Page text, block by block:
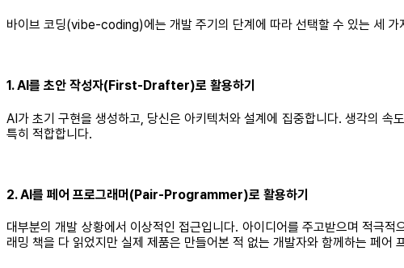
바이브 코딩(vibe-coding)에는 개발 주기의 단계에 따라 선택할 수 있는 세
1. AI를 초안 작성자(First-Drafter)로 활용하기
AI가 초기 구현을 생성하고, 당신은 아키텍처와 설계에 집중합니다. 생각의
특히 적합합니다.
2. AI를 페어 프로그래머(Pair-Programmer)로 활용하기
대부분의 개발 상황에서 이상적인 접근입니다. 아이디어를 주고받으며 적극
래밍 책을 다 읽었지만 실제 제품은 만들어본 적 없는 개발자와 함께하는 페어